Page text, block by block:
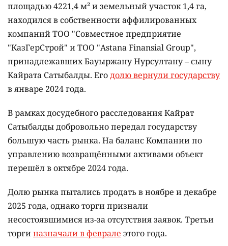
площадью 4221,4 м² и земельный участок 1,4 га,
находился в собственности аффилированных
компаний ТОО "Совместное предприятие
"КазГерСтрой" и ТОО "Astana Finansial Group",
принадлежавших Бауыржану Нурсултану – сыну
Кайрата Сатыбалды. Егодолю вернули государству
в январе 2024 года.
В рамках досудебного расследования Кайрат
Сатыбалды добровольно передал государству
большую часть рынка. На баланс Компании по
управлению возвращёнными активами объект
перешёл в октябре 2024 года.
Долю рынка пытались продать в ноябре и декабре
2025 года, однако торги признали
несостоявшимися из-за отсутствия заявок. Третьи
торгиназначали в феврале этого года.